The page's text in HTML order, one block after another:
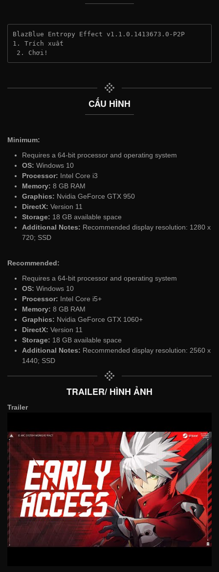
BlazBlue Entropy Effect v1.1.0.1413673.0-P2P
1. Trích xuất
2. Chơi!
CẤU HÌNH
Minimum:
Requires a 64-bit processor and operating system
OS: Windows 10
Processor: Intel Core i3
Memory: 8 GB RAM
Graphics: Nvidia GeForce GTX 950
DirectX: Version 11
Storage: 18 GB available space
Additional Notes: Recommended display resolution: 1280 x
720; SSD
Recommended:
Requires a 64-bit processor and operating system
OS: Windows 10
Processor: Intel Core i5+
Memory: 8 GB RAM
Graphics: Nvidia GeForce GTX 1060+
DirectX: Version 11
Storage: 18 GB available space
Additional Notes: Recommended display resolution: 2560 x
1440; SSD
TRAILER/ HÌNH ẢNH
Trailer